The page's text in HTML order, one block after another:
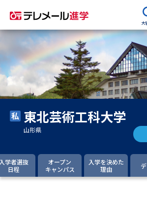
大
資料請求
大学・短大の資料種類から請求
大学パンフ 学部・学
大学入
過去問題集
東北芸術工科大学
山形県
学者選抜
日程
オープン
キャンパス
入学を決めた
理由